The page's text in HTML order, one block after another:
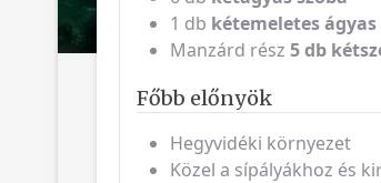
1 db kétemeletes ágyas
Manzárd rész 5 db
Főbb előnyök
Hegyvidéki környezet
Közel a sípályákhoz és